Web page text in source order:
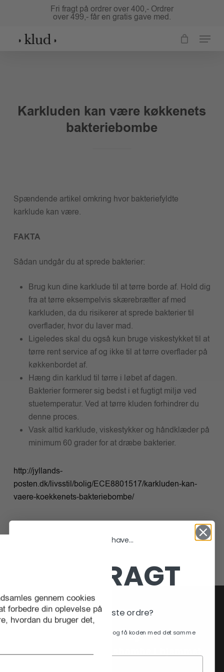
content
Fri fragt på ordrer over 400,- Ordrer
over 499,- får en gratis gave med.
Menu
Karkluden kan være køkkenets
bakteriebombe
Spændende artikel omkring hvor bakteriefyldte
karklude kan være.
FAKTA
Sådan undgår du at sprede bakterier:
Brug kun dine karklude til at tørre borde af. Hold dig
fra at tørre eksempelvis skærebrætter af med
karkluden, da du risikerer at sprede bakterier til
overflader, hvor du laver mad.
Ligeledes skal du også kun bruge viskestykket til at
tørre rent service af og ikke til at tørre overflader på
køkkenbordet af.
Hæng din karklud til tørre i løbet af dagen.
Bakterier formerer sig bedst i et fugtigt miljø ved
stuetemperatur. Ved at tørre kluden forhindrer du
denne proces.
Vask altid karklude, viskestykker og håndklæder på
minimum 60 grader for at dræbe bakterier.
http://jyllands-
posten.dk/livsstil/bolig/ECE8801517/karkluden-kan-
vaere-koekkenets-bakteriebombe/
Forrige indlæg
Den største bakteriebombe i hjemmet
Menu
gennem cookies
forbedre din oplevelse på
hvordan du bruger det,
Vil du have...
FRI FRAGT
På din næste ordre?
Tilmeld dig vores nyhedsbrev og få koden med det samme